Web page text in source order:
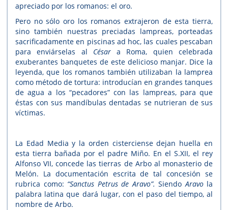
apreciado por los romanos: el oro.
Pero no sólo oro los romanos extrajeron de esta tierra,
sino también nuestras preciadas lampreas, porteadas
sacrificadamente en piscinas ad hoc, las cuales pescaban
para enviárselas al Césara Roma, quien celebrada
exuberantes banquetes de este delicioso manjar. Dice la
leyenda, que los romanos también utilizaban la lamprea
como método de tortura: introducían en grandes tanques
de agua a los “pecadores” con las lampreas, para que
éstas con sus mandíbulas dentadas se nutrieran de sus
víctimas.
La Edad Media y la orden cisterciense dejan huella en
esta tierra bañada por el padre Miño. En el S.XII, el rey
Alfonso VII, concede las tierras de Arbo al monasterio de
Melón. La documentación escrita de tal concesión se
rubrica como: “Sanctus Petrus de Aravo”. SiendoAravola
palabra latina que dará lugar, con el paso del tiempo, al
nombre de Arbo.